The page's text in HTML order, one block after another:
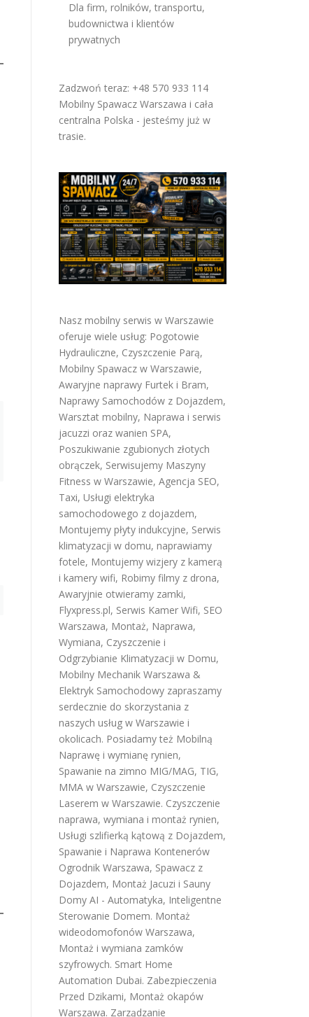
Dla firm, rolników, transportu,
budownictwa i klientów
prywatnych
Zadzwoń teraz: +48 570 933 114
Mobilny Spawacz Warszawa i cała
centralna Polska - jesteśmy już w
trasie.
Nasz mobilny serwis w Warszawie
oferuje wiele usług: Pogotowie
Hydrauliczne, Czyszczenie Parą,
Mobilny Spawacz w Warszawie,
Awaryjne naprawy Furtek i Bram,
Naprawy Samochodów z Dojazdem,
Warsztat mobilny, Naprawa i serwis
jacuzzi oraz wanien SPA,
Poszukiwanie zgubionych złotych
obrączek, Serwisujemy Maszyny
Fitness w Warszawie, Agencja SEO,
Taxi, Usługi elektryka
samochodowego z dojazdem,
Montujemy płyty indukcyjne, Serwis
klimatyzacji w domu, naprawiamy
fotele, Montujemy wizjery z kamerą
i kamery wifi, Robimy filmy z drona,
Awaryjnie otwieramy zamki,
Flyxpress.pl, Serwis Kamer Wifi, SEO
Warszawa, Montaż, Naprawa,
Wymiana, Czyszczenie i
Odgrzybianie Klimatyzacji w Domu,
Mobilny Mechanik Warszawa &
Elektryk Samochodowy zapraszamy
serdecznie do skorzystania z
naszych usług w Warszawie i
okolicach. Posiadamy też Mobilną
Naprawę i wymianę rynien,
Spawanie na zimno MIG/MAG, TIG,
MMA w Warszawie, Czyszczenie
Laserem w Warszawie. Czyszczenie
naprawa, wymiana i montaż rynien,
Usługi szlifierką kątową z Dojazdem,
Spawanie i Naprawa Kontenerów
Ogrodnik Warszawa, Spawacz z
Dojazdem, Montaż Jacuzi i Sauny
Domy AI - Automatyka, Inteligentne
Sterowanie Domem. Montaż
wideodomofonów Warszawa,
Montaż i wymiana zamków
szyfrowych. Smart Home
Automation Dubai. Zabezpieczenia
Przed Dzikami, Montaż okapów
Warszawa. Zarządzanie